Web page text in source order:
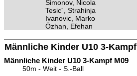
Simonov, Nicola
Tesic´, Strahinja
Ivanovic, Marko
Özhan, Efehan
Männliche Kinder U10 3-Kampf
Männliche Kinder U10 3-Kampf M09
50m - Weit - S.-Ball